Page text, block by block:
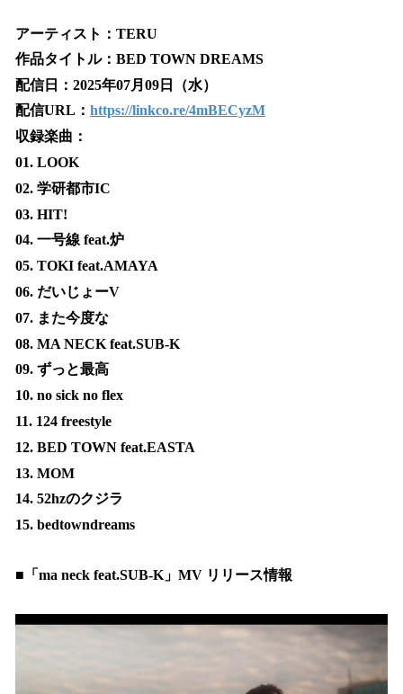
アーティスト：TERU
作品タイトル：BED TOWN DREAMS
配信日：2025年07月09日（水）
配信URL： https://linkco.re/4mBECyzM
収録楽曲：
01. LOOK
02. 学研都市IC
03. HIT!
04. 一号線 feat.炉
05. TOKI feat.AMAYA
06. だいじょーV
07. また今度な
08. MA NECK feat.SUB-K
09. ずっと最高
10. no sick no flex
11. 124 freestyle
12. BED TOWN feat.EASTA
13. MOM
14. 52hzのクジラ
15. bedtowndreams
■「ma neck feat.SUB-K」MV リリース情報